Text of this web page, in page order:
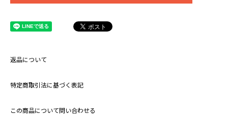
返品について
特定商取引法に基づく表記
この商品について問い合わせる